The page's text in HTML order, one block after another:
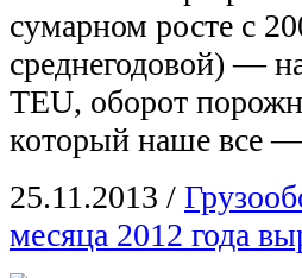
сумарном росте с
среднегодовой) —
TEU, оборот
который наше все
25.11.2013 /
месяца 2012 года